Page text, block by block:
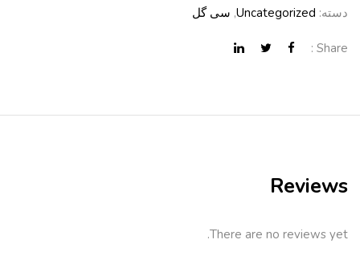
دسته: Uncategorized
, سی گل
Share :
Reviews
There are no reviews yet.